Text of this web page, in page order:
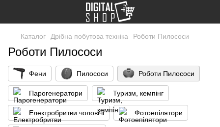
Каталог Дрібна побутова техніка Роботи Пилососи
Роботи Пилососи
Фени Пилососи Роботи Пилососи
Парогенератори Туризм, кемпінг
Електробритви чоловічі Фотоепілятори